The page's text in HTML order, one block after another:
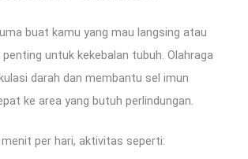
buat kamu yang mau langsing atau
untuk kekebalan tubuh. Olahraga
darah dan membantu sel imun
ke area yang butuh perlindungan.
per hari, aktivitas seperti: